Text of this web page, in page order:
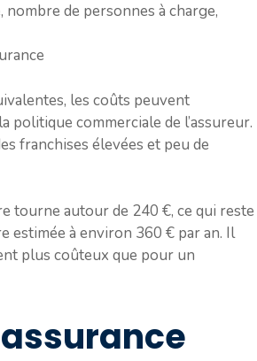
de personnes à charge,
les coûts peuvent
commerciale de l’assureur.
franchises élevées et peu de
tourne autour de 240 €, ce qui reste
estimée à environ 360 € par an. Il
plus coûteux que pour un